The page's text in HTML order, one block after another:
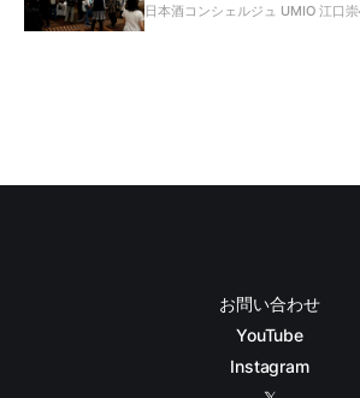
日本酒コンシェルジュ UMIO 江口崇
お問い合わせ
YouTube
Instagram